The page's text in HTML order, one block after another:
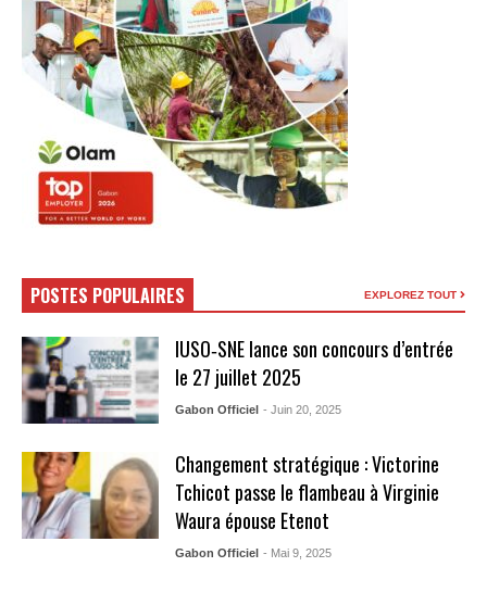
POSTES POPULAIRES EXPLOREZ TOUT
IUSO‑SNE lance son concours d’entrée
le 27 juillet 2025
Gabon Officiel - Juin 20, 2025
Changement stratégique : Victorine
Tchicot passe le flambeau à Virginie
Waura épouse Etenot
Gabon Officiel - Mai 9, 2025